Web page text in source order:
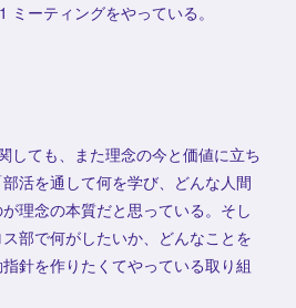
ーティングをやっている。
しても、また理念の今と価値に立ち
活を通して何を学び、どんな人間
理念の本質だと思っている。そし
部で何がしたいか、どんなことを
針を作りたくてやっている取り組